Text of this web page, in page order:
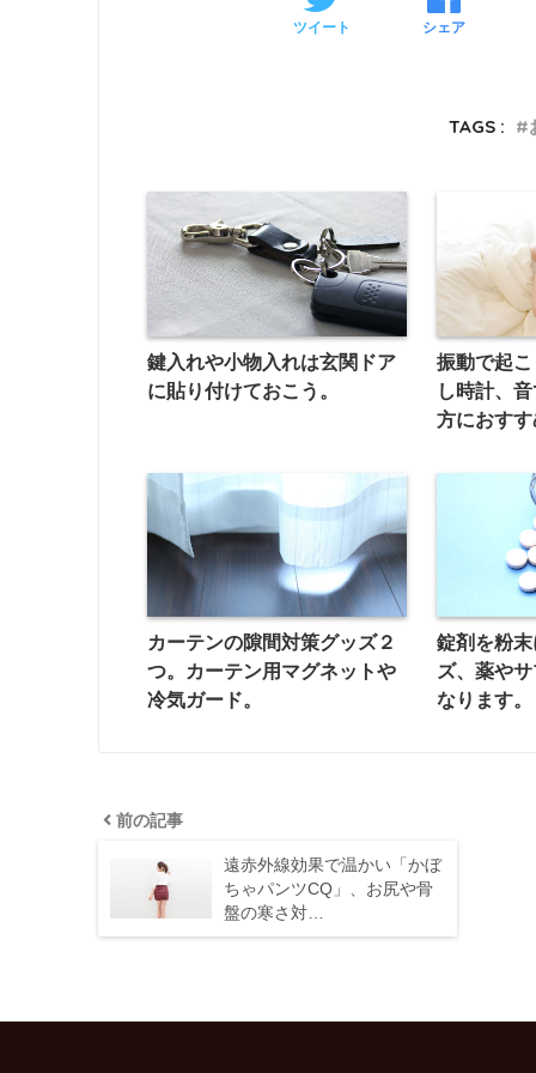
ツイート シェア
TAGS :
鍵入れや小物入れは玄関ドア
に貼り付けておこう。
振動で起
し時計、
方におすす
カーテンの隙間対策グッズ２
つ。カーテン用マグネットや
冷気ガード。
錠剤を粉
ズ、薬や
なります。
前の記事
遠赤外線効果で温かい「かぼ
ちゃパンツCQ」、お尻や骨
盤の寒さ対…